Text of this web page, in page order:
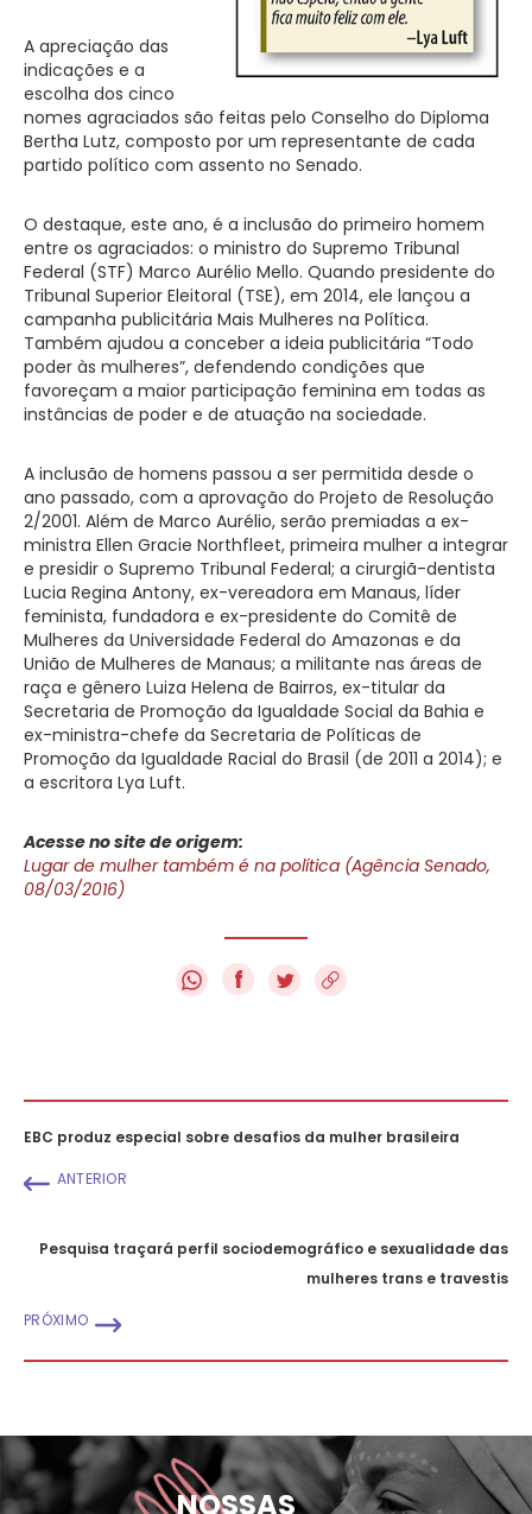
A apreciação das
indicações e a
escolha dos cinco
nomes agraciados são feitas pelo Conselho do Diploma
Bertha Lutz, composto por um representante de cada
partido político com assento no Senado.
O destaque, este ano, é a inclusão do primeiro homem
entre os agraciados: o ministro do Supremo Tribunal
Federal (STF) Marco Aurélio Mello. Quando presidente do
Tribunal Superior Eleitoral (TSE), em 2014, ele lançou a
campanha publicitária Mais Mulheres na Política.
Também ajudou a conceber a ideia publicitária “Todo
poder às mulheres”, defendendo condições que
favoreçam a maior participação feminina em todas as
instâncias de poder e de ­atuação na sociedade.
A inclusão de homens passou a ser permitida desde o
ano passado, com a aprovação do Projeto de Resolução
2/2001. Além de Marco Aurélio, serão premiadas a ex-
ministra Ellen Gracie Northfleet, primeira mulher a integrar
e presidir o Supremo Tribunal Federal; a cirurgiã-dentista
Lucia Regina Antony, ex-vereadora em Manaus, líder
feminista, fundadora e ex-presidente do Comitê de
Mulheres da Universidade Federal do Amazonas e da
União de Mulheres de Manaus; a militante nas áreas de
raça e gênero Luiza Helena de Bairros, ex-titular da
Secretaria de Promoção da Igualdade Social da Bahia e
ex-ministra-chefe da Secretaria de Políticas de
Promoção da Igualdade Racial do Brasil (de 2011 a 2014); e
a escritora Lya Luft.
Acesse no site de origem:
Lugar de mulher também é na política (Agência Senado,
08/03/2016)
f
EBC produz especial sobre desafios da mulher brasileira
ANTERIOR
Pesquisa traçará perfil sociodemográfico e sexualidade das
mulheres trans e travestis
PRÓXIMO
NOSSAS